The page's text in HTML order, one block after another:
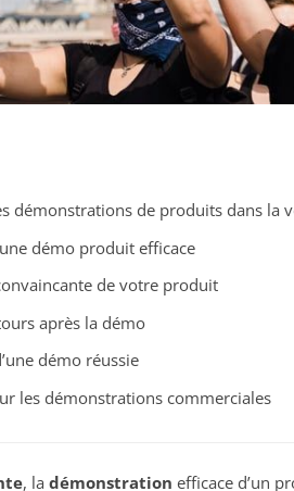
démonstrations de produits dans la
démo produit efficace
de votre produit
après la démo
démo réussie
les démonstrations commerciales
, la démonstration efficace d’un